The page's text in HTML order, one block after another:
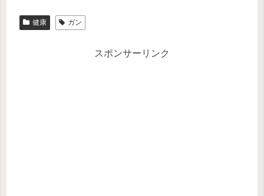
健康 ガン
スポンサーリンク